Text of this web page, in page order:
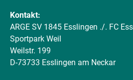
Kontakt:
ARGE SV 1845 Esslingen ./. FC
Sportpark Weil
Weilstr. 199
D-73733 Esslingen am Neckar